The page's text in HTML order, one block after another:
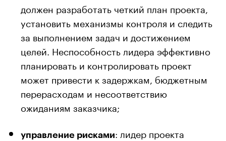
должен разработать четкий план проекта,
установить механизмы контроля и следить
за выполнением задач и достижением
целей. Неспособность лидера эффективно
планировать и контролировать проект
может привести к задержкам, бюджетным
перерасходам и несоответствию
ожиданиям заказчика;
управление рисками: лидер проекта